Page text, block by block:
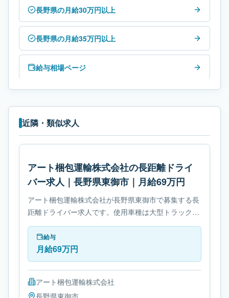
長野県の月給30万円以上
長野県の月給35万円以上
給与相場ページ
近隣・類似求人
アート梱包運輸株式会社の長距離ドライ
バー求人｜長野県東御市｜月給69万円
アート梱包運輸株式会社が長野県東御市で募集する長
距離ドライバー求人です。使用車種は大型トラックで
す。勤務時間は- 変形労働時間制です。必要免許は- 大
型自動車免許です。
給与
月給69万円
アート梱包運輸株式会社
長野県東御市